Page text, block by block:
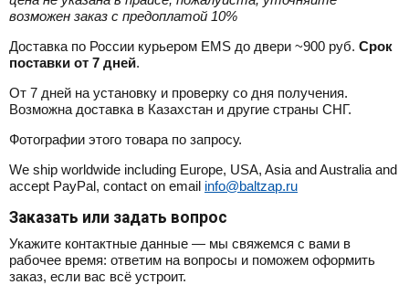
возможен заказ с предоплатой 10%
Доставка по России курьером EMS до двери ~900 руб. Срок
поставки от 7 дней.
От 7 дней на установку и проверку со дня получения.
Возможна доставка в Казахстан и другие страны СНГ.
Фотографии этого товара по запросу.
We ship worldwide including Europe, USA, Asia and Australia and
accept PayPal, contact on email info@baltzap.ru
Заказать или задать вопрос
Укажите контактные данные — мы свяжемся с вами в
рабочее время: ответим на вопросы и поможем оформить
заказ, если вас всё устроит.